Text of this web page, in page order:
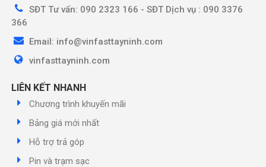
SĐT Tư vấn: 090 2323 166 - SĐT Dịch vụ : 090 3376
366
Email: info@vinfasttayninh.com
vinfasttayninh.com
LIÊN KẾT NHANH
Chương trình khuyến mãi
Bảng giá mới nhất
Hỗ trợ trả góp
Pin và trạm sạc